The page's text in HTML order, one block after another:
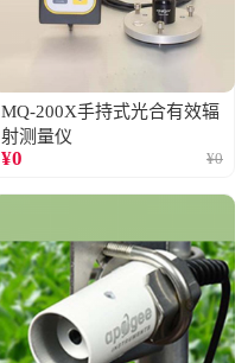
MQ-200X手持式光合有效辐
射测量仪
¥0 ¥0